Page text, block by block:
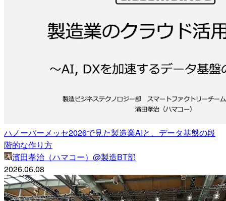
ハノーバーメッセ2026で見た製造業AIと、データ基盤の段
階的な作り方
濱田孝治（ハマコー）@製造BT部
2026.06.08